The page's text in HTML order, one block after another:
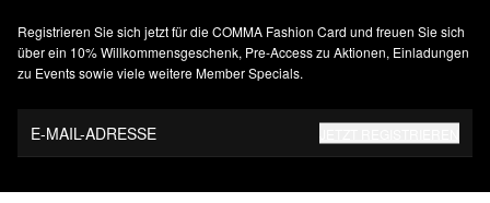
Registrieren Sie sich jetzt für die COMMA Fashion Card und freuen Sie sich
über ein 10% Willkommensgeschenk, Pre-Access zu Aktionen, Einladungen
zu Events sowie viele weitere Member Specials.
E-MAIL-ADRESSE